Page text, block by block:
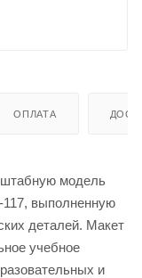
ОПЛАТА
модель
117, выполненную
деталей. Макет
учебное
и